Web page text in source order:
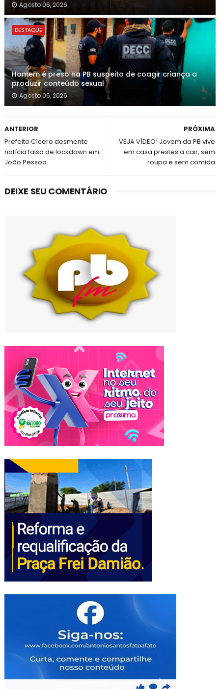
Agosto 06, 2026
DESTAQUE
Homem é preso na PB suspeito de coagir criança a
produzir conteúdo sexual
Agosto 06, 2026
PRÓXIMA
VEJA VÍDEO! Jovem da PB vive
em casa prestes a cair, sem
roupa e sem comida
ANTERIOR
Prefeito Cícero desmente
notícia falsa de lockdown em
João Pessoa
DEIXE SEU COMENTÁRIO